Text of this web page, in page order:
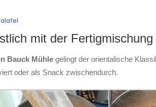
mit der
Bauck Mühle gelingt der orientalische
oder als Snack zwischendurch.